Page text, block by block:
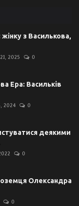
з Василькова,
2025 0
Ера: Васильків
2024 0
деякими
0
Олександра
0